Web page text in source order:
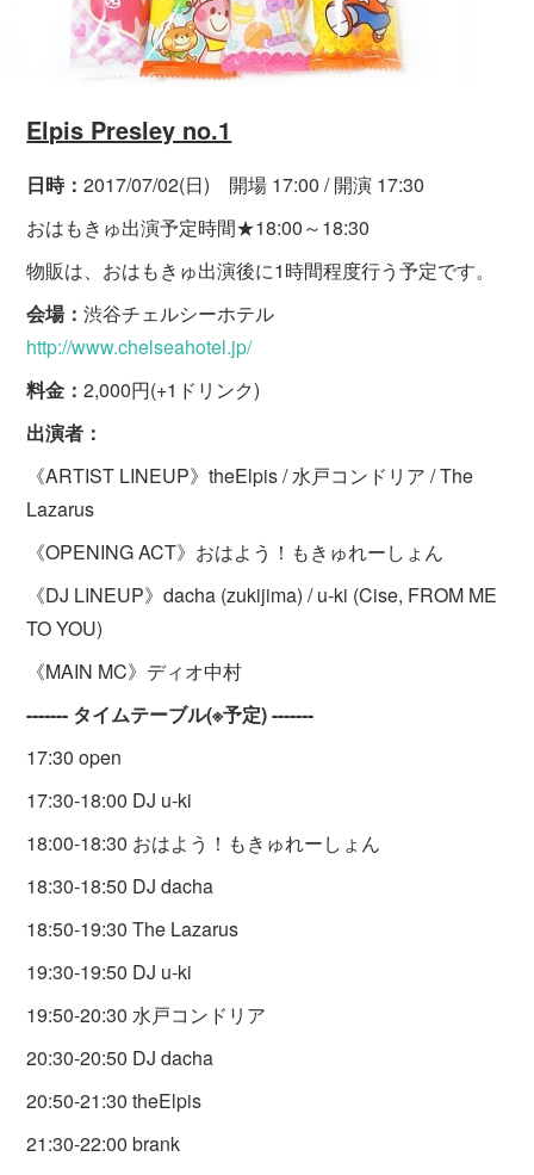
Elpis Presley no.1
日時：2017/07/02(日) 開場 17:00 / 開演 17:30
おはもきゅ出演予定時間★18:00～18:30
物販は、おはもきゅ出演後に1時間程度行う予定です。
会場：渋谷チェルシーホテル
http://www.chelseahotel.jp/
料金：2,000円(+1ドリンク)
出演者：
《ARTIST LINEUP》theElpis / 水戸コンドリア / The
Lazarus
《OPENING ACT》おはよう！もきゅれーしょん
《DJ LINEUP》dacha (zukijima) / u-ki (Cise, FROM ME
TO YOU)
《MAIN MC》ディオ中村
------- タイムテーブル(※予定) -------
17:30 open
17:30-18:00 DJ u-ki
18:00-18:30 おはよう！もきゅれーしょん
18:30-18:50 DJ dacha
18:50-19:30 The Lazarus
19:30-19:50 DJ u-ki
19:50-20:30 水戸コンドリア
20:30-20:50 DJ dacha
20:50-21:30 theElpis
21:30-22:00 brank